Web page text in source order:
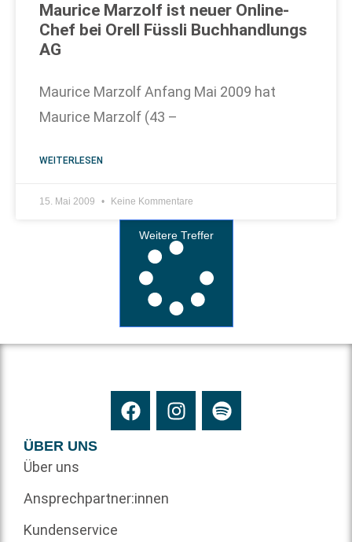
Maurice Marzolf ist neuer Online-
Chef bei Orell Füssli Buchhandlungs
AG
Maurice Marzolf Anfang Mai 2009 hat
Maurice Marzolf (43 –
WEITERLESEN
15. Mai 2009 Keine Kommentare
Weitere Treffer
ÜBER UNS
Über uns
Ansprechpartner:innen
Kundenservice